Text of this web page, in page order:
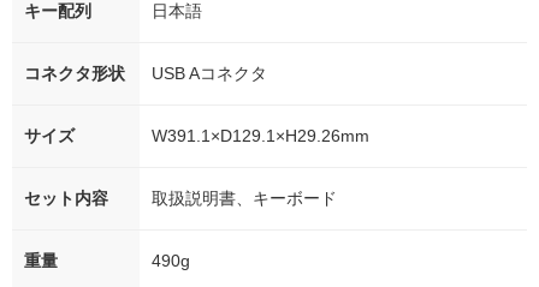
キー配列 日本語
コネクタ形状 USB Aコネクタ
サイズ W391.1×D129.1×H29.26mm
セット内容 取扱説明書、キーボード
重量 490g